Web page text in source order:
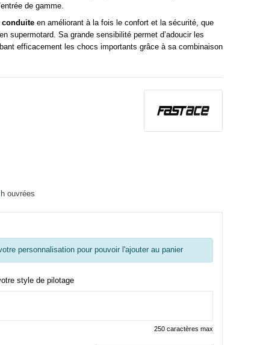
de gamme.
conduite en améliorant à la fois le confort et la sécurité, que
supermotard. Sa grande sensibilité permet d’adoucir les
efficacement les chocs importants grâce à sa combinaison
ouvrées
personnalisation pour pouvoir l'ajouter au panier
style de pilotage
250 caractères max